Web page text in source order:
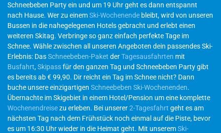
Schneebeben Party ein und um 19 Uhr geht es dann entspannt
nach Hause. Wer zu einemSki-Wochenende bleibt, wird von unseren
Bussen in die nahegelegenen Hotels gebracht und erlebt einen
weiteren Skitag. Verbringe so ganz einfach perfekte Tage im
Schnee. Wähle zwischen all unseren Angeboten dein passendes Ski-
Erlebnis: DasSchneebeben-Paket derTagesausfahrten mit
Busfahrt,Skipassfür den ganzen Tag und Schneebeben Party gibt
es bereits ab € 99,90. Dir reicht ein Tag im Schnee nicht? Dann
buche unsere einzigartigen Schneebeben Ski-Wochenenden.
Übernachte im Skigebiet in einem Hotel/Pension um eine komplette
Wochenendreisezu erleben. Bei unserer2-Tagesfahrt geht es am
nächsten Tag nach dem Frühstück noch einmal auf die Piste, bevor
es um 16:30 Uhr wieder in die Heimat geht. Mit unseremSki-